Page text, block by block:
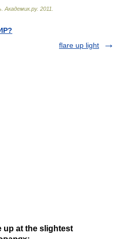
Академик.ру. 2011
flare up light
up at the slightest